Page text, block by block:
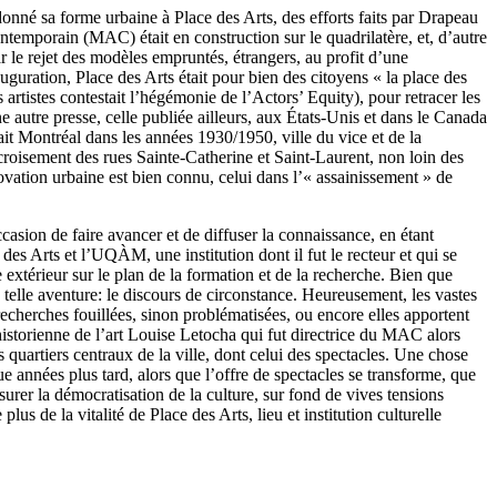
sa forme urbaine à Place des Arts, des efforts faits par Drapeau
(MAC) était en construction sur le quadrilatère, et, d’autre
rejet des modèles empruntés, étrangers, au profit d’une
Place des Arts était pour bien des citoyens « la place des
contestait l’hégémonie de l’Actors’ Equity), pour retracer les
autre presse, celle publiée ailleurs, aux États-Unis et dans le Canada
Montréal dans les années 1930/1950, ville du vice et de la
des rues Sainte-Catherine et Saint-Laurent, non loin des
urbaine est bien connu, celui dans l’« assainissement » de
de faire avancer et de diffuser la connaissance, en étant
Arts et l’UQÀM, une institution dont il fut le recteur et qui se
sur le plan de la formation et de la recherche. Bien que
aventure: le discours de circonstance. Heureusement, les vastes
fouillées, sinon problématisées, ou encore elles apportent
de l’art Louise Letocha qui fut directrice du MAC alors
centraux de la ville, dont celui des spectacles. Une chose
années plus tard, alors que l’offre de spectacles se transforme, que
la démocratisation de la culture, sur fond de vives tensions
de la vitalité de Place des Arts, lieu et institution culturelle